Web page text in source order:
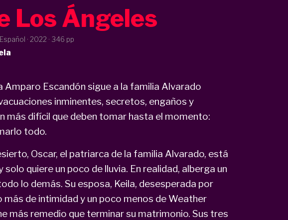
Los Ángeles
· 2022 · 346 pp
Amparo Escandón sigue a la familia Alvarado
inminentes, secretos, engaños y
más difícil que deben tomar hasta el momento:
todo.
Oscar, el patriarca de la familia Alvarado, está
quiere un poco de lluvia. En realidad, alberga un
lo demás. Su esposa, Keila, desesperada por
más de intimidad y un poco menos de Weather
más remedio que terminar su matrimonio. Sus tres